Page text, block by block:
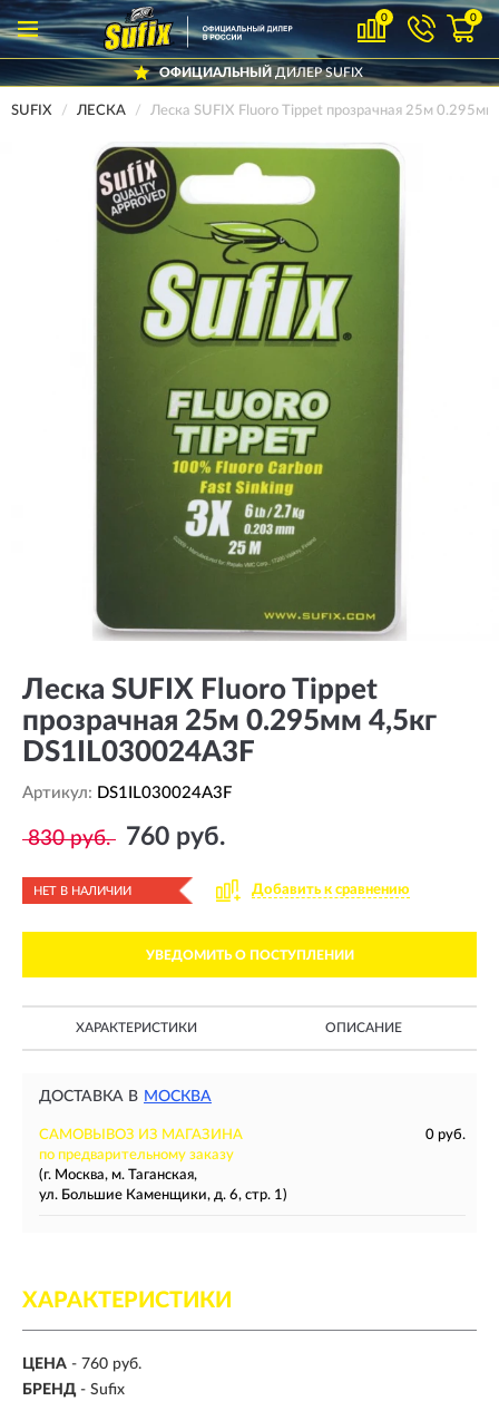
0 0
ОФИЦИАЛЬНЫЙ ДИЛЕР SUFIX
SUFIX ЛЕСКА Леска SUFIX Fluoro Tippet прозрачная 25м
Леска SUFIX Fluoro Tippet
прозрачная 25м 0.295мм 4,5кг
DS1IL030024A3F
Артикул: DS1IL030024A3F
830 руб. 760 руб.
НЕТ В НАЛИЧИИ Добавить к сравнению
УВЕДОМИТЬ О ПОСТУПЛЕНИИ
ХАРАКТЕРИСТИКИ ОПИСАНИЕ
ДОСТАВКА В МОСКВА
САМОВЫВОЗ ИЗ МАГАЗИНА
0 руб.
по предварительному заказу
(г. Москва, м. Таганская,
ул. Большие Каменщики, д. 6, стр. 1)
ХАРАКТЕРИСТИКИ
ЦЕНА - 760 руб.
БРЕНД - Sufix